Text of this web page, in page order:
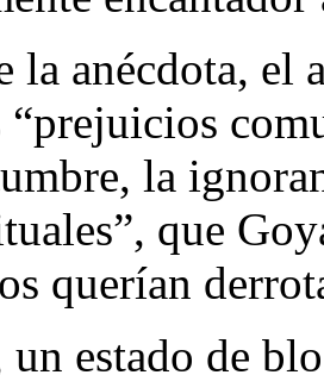
la anécdota, el
la
que
querían
un estado de